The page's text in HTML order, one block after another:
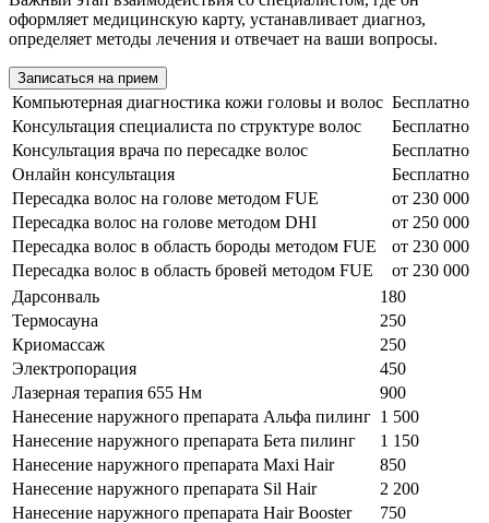
оформляет медицинскую карту, устанавливает диагноз,
определяет методы лечения и отвечает на ваши вопросы.
Записаться на прием
Компьютерная диагностика кожи головы и волос Бесплатно
Консультация специалиста по структуре волос
Бесплатно
Консультация врача по пересадке волос
Бесплатно
Онлайн консультация
Бесплатно
Пересадка волос на голове методом FUE
от 230 000
Пересадка волос на голове методом DHI
от 250 000
Пересадка волос в область бороды методом FUE
от 230 000
Пересадка волос в область бровей методом FUE
от 230 000
Дарсонваль
180
Термосауна
250
Криомассаж
250
Электропорация
450
Лазерная терапия 655 Нм
900
Нанесение наружного препарата Альфа пилинг 1 500
Нанесение наружного препарата Бета пилинг
1 150
Нанесение наружного препарата Maxi Hair
850
Нанесение наружного препарата Sil Hair
2 200
Нанесение наружного препарата Hair Booster
750